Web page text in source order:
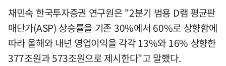
채민숙 한국투자증권 연구원은 "2분기 범용 D램 평균판
매단가(ASP) 상승률을 기존 30%에서 60%로 상향함에
따라 올해와 내년 영업이익을 각각 13%와 16% 상향한
377조원과 573조원으로 제시한다"고 말했다.